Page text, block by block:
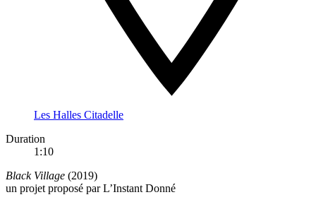
Les Halles Citadelle
Duration
1:10
Black Village (2019)
un projet proposé par L’Instant Donné